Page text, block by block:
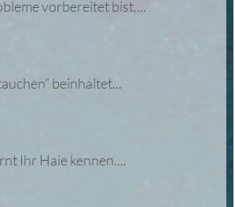
vorbereitet bist,...
beinhaltet...
Ihr Haie kennen....